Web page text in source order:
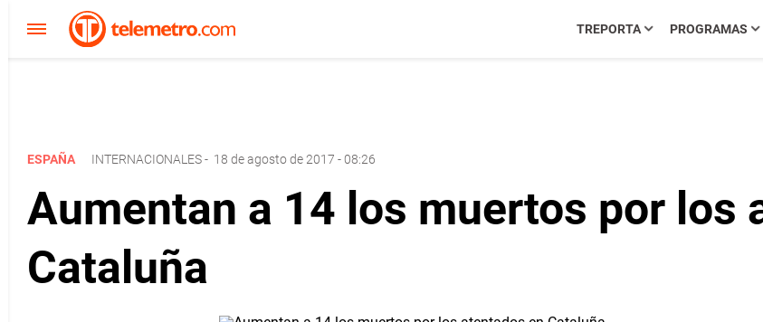
TREPORTA PROGRAMAS
ESPAÑA INTERNACIONALES- 18 de agosto de 2017 - 08:26
Aumentan a 14 los muertos por los
Cataluña